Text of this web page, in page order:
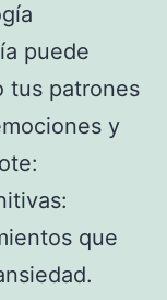
puede
tus patrones
y
que